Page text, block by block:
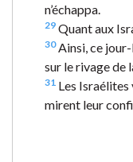
n’échappa.
29 Quant aux
30Ainsi, ce jour-
sur le rivage de
31 Les Israélites
mirent leur